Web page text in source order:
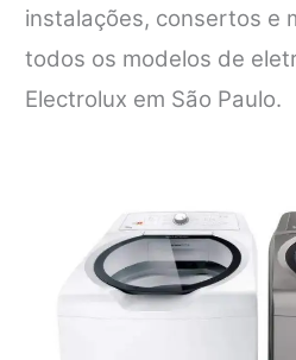
instalações, consertos e
todos os modelos de
Electrolux em São Paulo.